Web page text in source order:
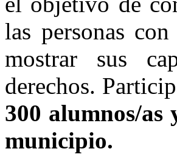
las personas
mostrar sus
derechos.
300 alumnos/as
municipio.